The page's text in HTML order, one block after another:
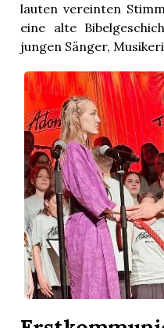
lauten vereinten
eine alte
jungen Sänger,